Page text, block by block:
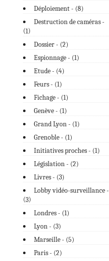
Déploiement - (8)
Destruction de caméras -
(1)
Dossier - (2)
Espionnage - (1)
Etude - (4)
Feurs - (1)
Fichage - (1)
Genève - (1)
Grand Lyon - (1)
Grenoble - (1)
Initiatives proches - (1)
Législation - (2)
Livres - (3)
Lobby vidéo-surveillance -
(3)
Londres - (1)
Lyon - (3)
Marseille - (5)
Paris - (2)